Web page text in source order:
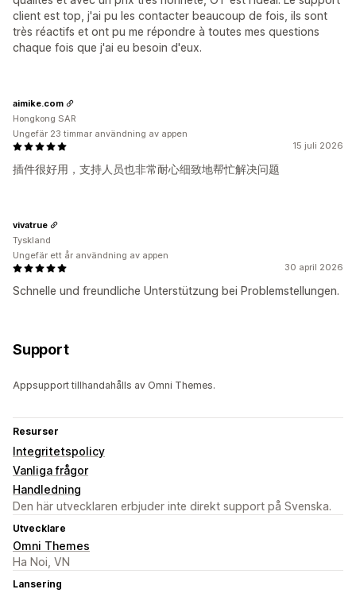
client est top, j'ai pu les contacter beaucoup de fois, ils sont
très réactifs et ont pu me répondre à toutes mes questions
chaque fois que j'ai eu besoin d'eux.
15 juli 2026
插件很好用，支持人员也非常耐心细致地帮忙解决问题
aimike.com
Hongkong SAR
Ungefär 23 timmar användning av appen
30 april 2026
Schnelle und freundliche Unterstützung bei Problemstellungen.
vivatrue
Tyskland
Ungefär ett år användning av appen
Support
Appsupport tillhandahålls av Omni Themes.
Resurser
Integritetspolicy
Vanliga frågor
Handledning
Den här utvecklaren erbjuder inte direkt support på Svenska.
Utvecklare
Omni Themes
Ha Noi, VN
Lansering